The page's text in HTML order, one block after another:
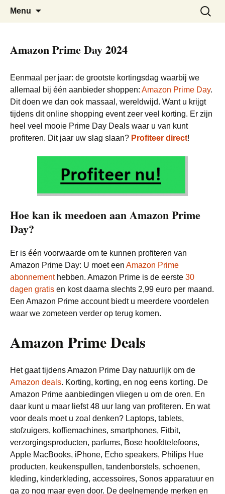
Black Friday Super SALE
De beste kortingen bij elkaar!
Menu
Zoeken
naar:
Amazon Prime Day 2024
Eenmaal per jaar: de grootste kortingsdag waarbij we
allemaal bij één aanbieder shoppen: Amazon Prime Day.
Dit doen we dan ook massaal, wereldwijd. Want u krijgt
tijdens dit online shopping event zeer veel korting. Er zijn
heel veel mooie Prime Day Deals waar u van kunt
profiteren. Dit jaar uw slag slaan? Profiteer direct!
Hoe kan ik meedoen aan Amazon Prime
Day?
Er is één voorwaarde om te kunnen profiteren van
Amazon Prime Day: U moet een Amazon Prime
abonnementhebben. Amazon Prime is de eerste 30
dagen gratis en kost daarna slechts 2,99 euro per maand.
Een Amazon Prime account biedt u meerdere voordelen
waar we zometeen verder op terug komen.
Amazon Prime Deals
Het gaat tijdens Amazon Prime Day natuurlijk om de
Amazon deals. Korting, korting, en nog eens korting. De
Amazon Prime aanbiedingen vliegen u om de oren. En
daar kunt u maar liefst 48 uur lang van profiteren. En wat
voor deals moet u zoal denken? Laptops, tablets,
stofzuigers, koffiemachines, smartphones, Fitbit,
verzorgingsproducten, parfums, Bose hoofdtelefoons,
Apple MacBooks, iPhone, Echo speakers, Philips Hue
producten, keukenspullen, tandenborstels, schoenen,
kleding, kinderkleding, accessoires, Sonos apparatuur en
ga zo nog maar even door. De deelnemende merken en